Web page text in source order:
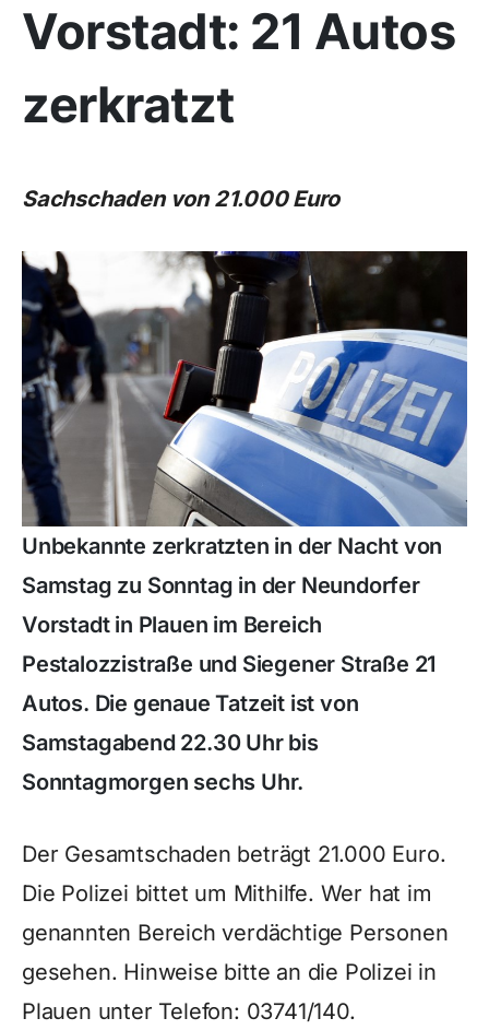
Vorstadt: 21 Autos
zerkratzt
Sachschaden von 21.000 Euro
Unbekannte zerkratzten in der Nacht von
Samstag zu Sonntag in der Neundorfer
Vorstadt in Plauen im Bereich
Pestalozzistraße und Siegener Straße 21
Autos. Die genaue Tatzeit ist von
Samstagabend 22.30 Uhr bis
Sonntagmorgen sechs Uhr.
Der Gesamtschaden beträgt 21.000 Euro.
Die Polizei bittet um Mithilfe. Wer hat im
genannten Bereich verdächtige Personen
gesehen. Hinweise bitte an die Polizei in
Plauen unter Telefon: 03741/140.